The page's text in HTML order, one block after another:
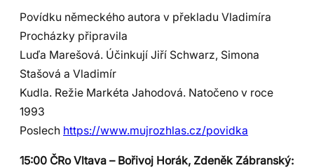
Povídku německého autora v překladu Vladimíra
Procházky připravila
Luďa Marešová. Účinkují Jiří Schwarz, Simona
Stašová a Vladimír
Kudla. Režie Markéta Jahodová. Natočeno v roce
1993
Poslech https://www.mujrozhlas.cz/povidka
15:00 ČRo Vltava – Bořivoj Horák, Zdeněk Zábranský: